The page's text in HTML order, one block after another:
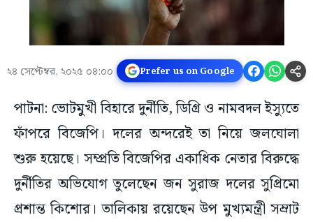
২৪ সেপ্টেম্বর, ২০২৫ ০৪:০০ Prefer us on Google
পাটনা: ভোটমুখী বিহারে দুর্নীতি, ডিগ্রি ও নামবদল ইস্যুতে
ফাঁপরে বিজেপি। দলের অন্দরেই তা নিয়ে জলঘোলা
শুরু হয়েছে। সম্প্রতি বিজেপির একাধিক নেতার বিরুদ্ধে
দুর্নীতির অভিযোগ তুলেছেন জন সুরাজ দলের সুপ্রিমো
প্রশান্ত কিশোর। তালিকায় রয়েছেন উপ মুখ্যমন্ত্রী সম্রাট